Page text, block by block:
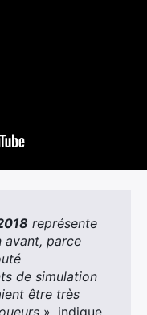
représente
avant, parce
de simulation
être très
», indique